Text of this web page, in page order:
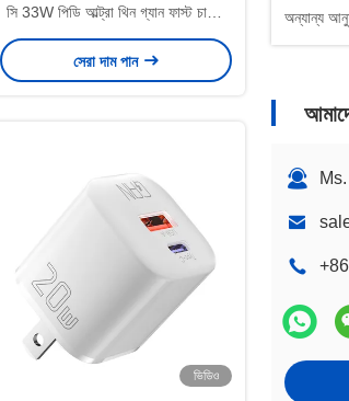
অন্যান্য
সি 33W পিডি আল্ট্রা থিন গ্যান ফাস্ট চার্জার
ডুয়াল পোর্ট ইউএস ইউকে ইইউ প্লাগ
সেরা দাম পান
ভিডিও